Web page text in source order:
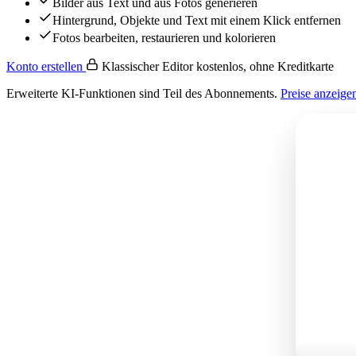
Bilder aus Text und aus Fotos generieren
Hintergrund, Objekte und Text mit einem Klick entfernen
Fotos bearbeiten, restaurieren und kolorieren
Konto erstellen
Klassischer Editor kostenlos, ohne Kreditkarte
Erweiterte KI-Funktionen sind Teil des Abonnements. Preise